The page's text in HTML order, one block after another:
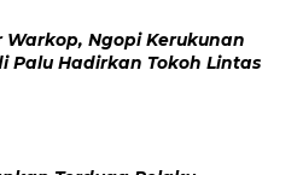
Ngopi Kerukunan
Palu Hadirkan Tokoh Lintas